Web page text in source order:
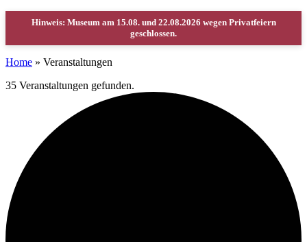
Home » Veranstaltungen
35 Veranstaltungen gefunden.